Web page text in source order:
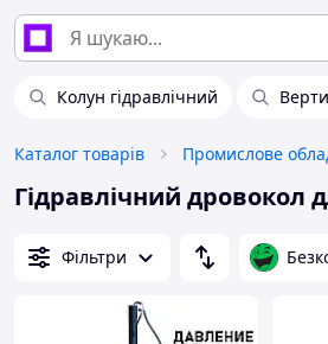
Колун гідравлічний
Каталог товарів
Гідравлічний дровокол
Фільтри